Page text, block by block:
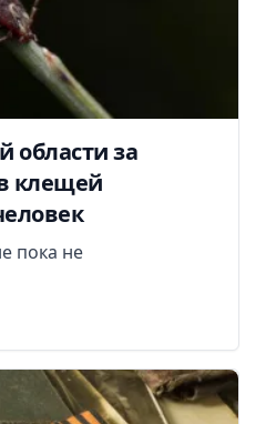
области за
клещей
пока не